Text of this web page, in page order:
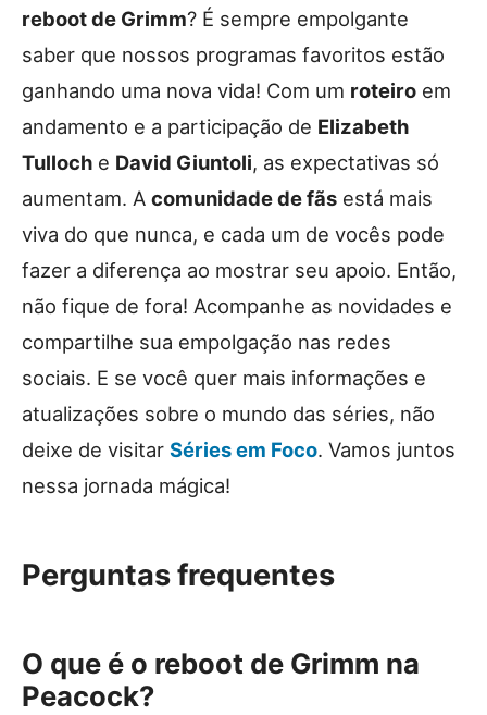
reboot de Grimm? É sempre empolgante
saber que nossos programas favoritos estão
ganhando uma nova vida! Com um roteiro em
andamento e a participação de Elizabeth
Tulloch e David Giuntoli, as expectativas só
aumentam. A comunidade de fãs está mais
viva do que nunca, e cada um de vocês pode
fazer a diferença ao mostrar seu apoio. Então,
não fique de fora! Acompanhe as novidades e
compartilhe sua empolgação nas redes
sociais. E se você quer mais informações e
atualizações sobre o mundo das séries, não
deixe de visitar Séries em Foco. Vamos juntos
nessa jornada mágica!
Perguntas frequentes
O que é o reboot de Grimm na
Peacock?